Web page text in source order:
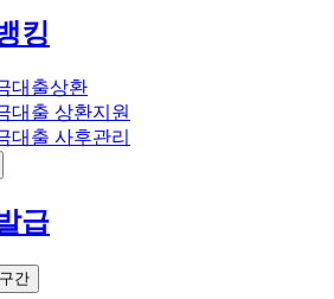
킹
대출상환
대출 상환지원
대출 사후관리
급
간